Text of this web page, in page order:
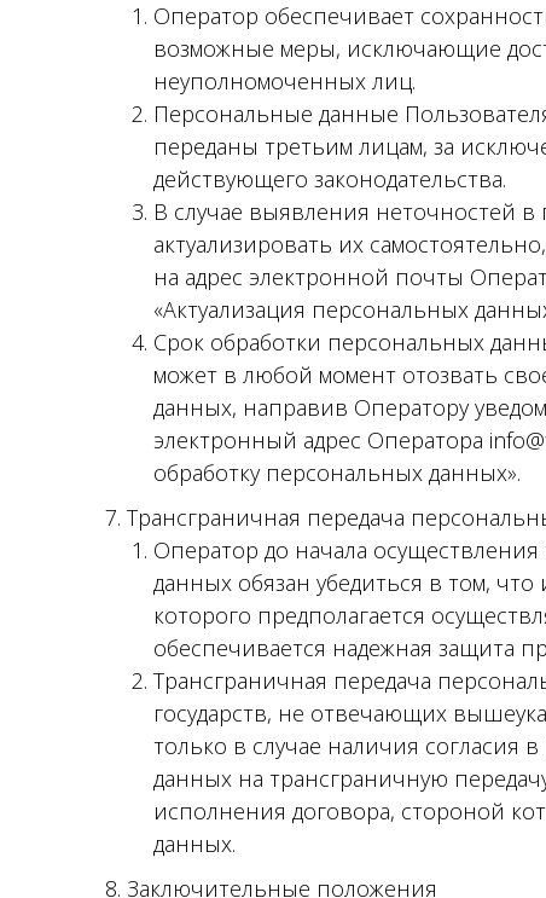
Оператор обеспечивает
возможные меры, исключающие
неуполномоченных лиц.
Персональные данные
переданы третьим лицам, за
действующего законодательства.
В случае выявления неточностей
актуализировать их
на адрес электронной почты
«Актуализация персональных
Срок обработки персональных
может в любой момент отозвать
данных, направив Оператору
электронный адрес Оператора
обработку персональных данных».
7. Трансграничная передача
Оператор до начала
данных обязан убедиться в том,
которого предполагается
обеспечивается надежная защита
Трансграничная передача
государств, не отвечающих
только в случае наличия согласия
данных на трансграничную
исполнения договора, стороной
данных.
8. Заключительные положения